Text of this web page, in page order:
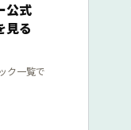
公式
見る
ク一覧で